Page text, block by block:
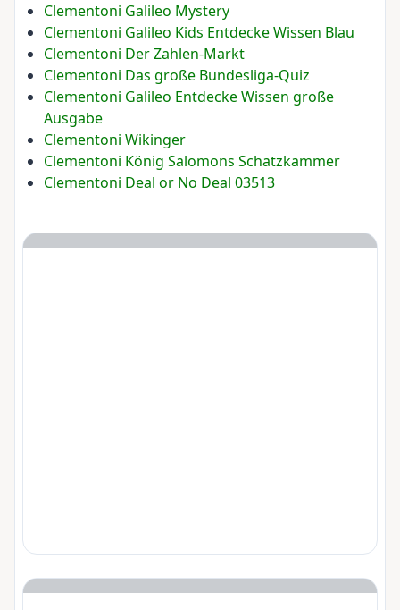
Clementoni Galileo Mystery
Clementoni Galileo Kids Entdecke Wissen Blau
Clementoni Der Zahlen-Markt
Clementoni Das große Bundesliga-Quiz
Clementoni Galileo Entdecke Wissen große
Ausgabe
Clementoni Wikinger
Clementoni König Salomons Schatzkammer
Clementoni Deal or No Deal 03513